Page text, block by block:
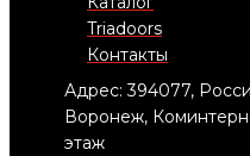
Triadoors
Контакты
Адрес: 394077,
Воронеж,
этаж